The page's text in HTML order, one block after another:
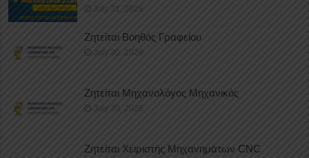
July 31, 2026
Ζητείται Βοηθός Γραφείου
July 30, 2026
Ζητείται Μηχανολόγος Μηχανικός
July 30, 2026
Ζητείται Χειριστής Μηχανημάτων CNC